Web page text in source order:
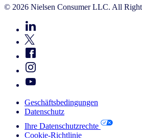
© 2026 Nielsen Consumer LLC. All
Geschäftsbedingungen
Datenschutz
Ihre Datenschutzrechte
Cookie-Richtlinie